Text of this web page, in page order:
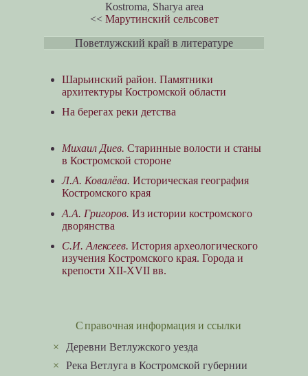
Кostroma, Sharya area
<< Марутинский сельсовет
Поветлужский край в литературе
Шарьинский район. Памятники
архитектуры Костромской области
На берегах реки детства
Михаил Диев. Старинные волости и станы
в Костромской стороне
Л.А. Ковалёва. Историческая география
Костромского края
А.А. Григоров. Из истории костромского
дворянства
С.И. Алексеев. История археологического
изучения Костромского края. Города и
крепости XII-XVII вв.
Справочная информация и ссылки
Деревни Ветлужского уезда
×Река Ветлуга в Костромской губернии